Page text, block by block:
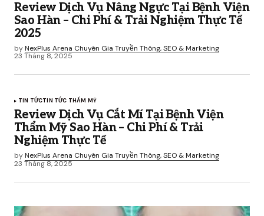
Review Dịch Vụ Nâng Ngực Tại Bệnh Viện
Sao Hàn – Chi Phí & Trải Nghiệm Thực Tế
2025
byNexPlus Arena Chuyên Gia Truyền Thông, SEO & Marketing
23 Tháng 8, 2025
TIN TỨCTIN TỨC THẨM MỸ
Review Dịch Vụ Cắt Mí Tại Bệnh Viện
Thẩm Mỹ Sao Hàn – Chi Phí & Trải
Nghiệm Thực Tế
byNexPlus Arena Chuyên Gia Truyền Thông, SEO & Marketing
23 Tháng 8, 2025